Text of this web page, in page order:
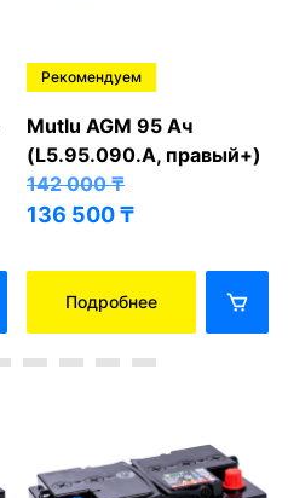
Рекомендуем
Mutlu AGM 95 Ач
(L5.95.090.A, правый+)
142 000₸
136 500₸
Подробнее